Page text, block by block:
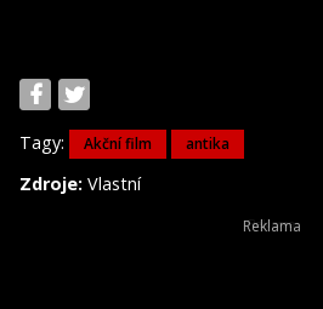
Tagy: Akční film antika
Zdroje: Vlastní